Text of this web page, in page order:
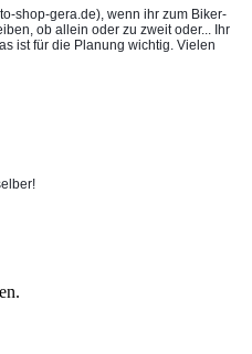
shop-gera.de), wenn ihr zum Biker-
ob allein oder zu zweit oder... Ihr
ist für die Planung wichtig. Vielen